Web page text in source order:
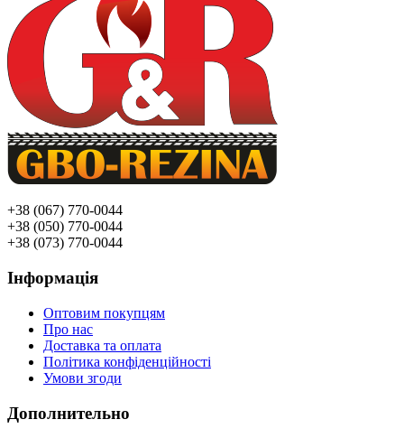
+38 (067) 770-0044
+38 (050) 770-0044
+38 (073) 770-0044
Інформація
Оптовим покупцям
Про нас
Доставка та оплата
Політика конфіденційності
Умови згоди
Дополнительно